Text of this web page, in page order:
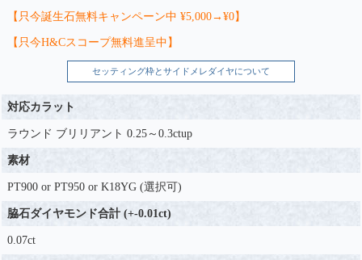
【只今誕生石無料キャンペーン中 ¥5,000→¥0】
【只今H&Cスコープ無料進呈中】
セッティング枠とサイドメレダイヤについて
対応カラット
ラウンド ブリリアント 0.25～0.3ctup
素材
PT900 or PT950 or K18YG (選択可)
脇石ダイヤモンド合計 (+-0.01ct)
0.07ct